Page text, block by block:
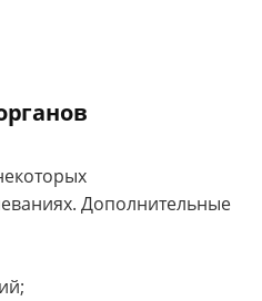
Дополнительные